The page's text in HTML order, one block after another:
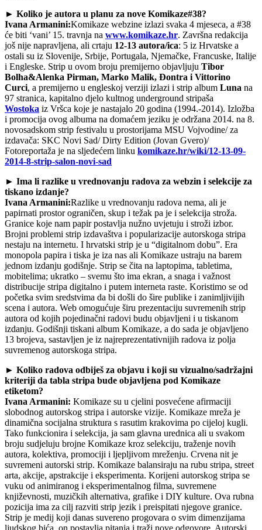
► Koliko je autora u planu za nove Komikaze#38?
Ivana Armanini:Komikaze webzine izlazi svaka 4 mjeseca, a #38
će biti ‘vani’ 15. travnja na www.komikaze.hr. Završna redakcija
još nije napravljena, ali crtaju 12-13 autora/ica: 5 iz Hrvatske a
ostali su iz Slovenije, Srbije, Portugala, Njemačke, Francuske, Italije
i Engleske. Strip u ovom broju premijerno objavljuju Tibor
Bolha&Alenka Pirman, Marko Malik, Đontra i Vittorino
Curci, a premijerno u engleskoj verziji izlazi i strip album Luna na
97 stranica, kapitalno djelo kultnog underground stripaša
Wostoka iz Vršca koje je nastajalo 20 godina (1994.-2014). Izložba
i promocija ovog albuma na domaćem jeziku je održana 2014. na 8.
novosadskom strip festivalu u prostorijama MSU Vojvodine/ za
izdavača: SKC Novi Sad/ Dirty Edition (Jovan Gvero)/
Fotoreportaža je na sljedećem linku komikaze.hr/wiki/12-13-09-
2014-8-strip-salon-novi-sad
► Ima li razlike u vrednovanju radova za webzin i selekcije za
tiskano izdanje?
Ivana Armanini:Razlike u vrednovanju radova nema, ali je
papirnati prostor ograničen, skup i težak pa je i selekcija stroža.
Granice koje nam papir postavlja nužno uvjetuju i stroži izbor.
Brojni problemi strip izdavaštva i popularizacije autorskoga stripa
nestaju na internetu. I hrvatski strip je u “digitalnom dobu”. Era
monopola papira i tiska je iza nas ali Komikaze ustraju na barem
jednom izdanju godišnje. Strip se čita na laptopima, tabletima,
mobitelima; ukratko – svemu što ima ekran, a snaga i važnost
distribucije stripa digitalno i putem interneta raste. Koristimo se od
početka svim sredstvima da bi došli do šire publike i zanimljivijih
scena i autora. Web omogućuje širu prezentaciju suvremenih strip
autora od kojih pojedinačni radovi budu objavljeni i u tiskanom
izdanju. Godišnji tiskani album Komikaze, a do sada je objavljeno
13 brojeva, sastavljen je iz najreprezentativnijih radova iz polja
suvremenog autorskoga stripa.
► Koliko radova odbiješ za objavu i koji su vizualno/sadržajni
kriteriji da tabla stripa bude objavljena pod Komikaze
etiketom?
Ivana Armanini: Komikaze su u cjelini posvećene afirmaciji
slobodnog autorskog stripa i autorske vizije. Komikaze mreža je
dinamična socijalna struktura s rasutim krakovima po cijeloj kugli.
Tako funkcionira i selekcija, ja sam glavna urednica ali u svakom
broju sudjeluju brojne Komikaze kroz selekciju, traženje novih
autora, kolektiva, promociji i ljepljivom mreženju. Crvena nit je
suvremeni autorski strip. Komikaze balansiraju na rubu stripa, street
arta, akcije, apstrakcije i eksperimenta. Korijeni autorskog stripa se
vuku od animiranog i eksperimentalnog filma, suvremene
književnosti, muzičkih alternativa, grafike i DIY kulture. Ova rubna
pozicija ima za cilj razviti strip jezik i preispitati njegove granice.
Strip je medij koji danas suvereno progovara o svim dimenzijama